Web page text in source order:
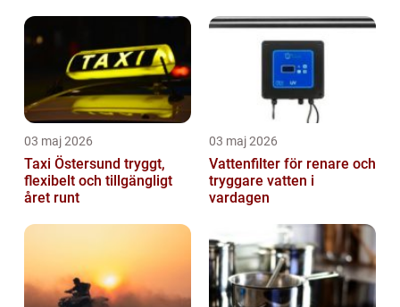
03 maj 2026
Taxi Östersund tryggt,
flexibelt och tillgängligt
året runt
03 maj 2026
Vattenfilter för renare och
tryggare vatten i
vardagen